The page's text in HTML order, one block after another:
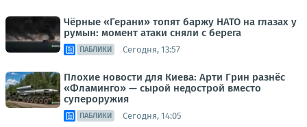
Чёрные «Герани» топят баржу НАТО на глазах у
румын: момент атаки сняли с берега
ПАБЛИКИ Сегодня, 13:57
Плохие новости для Киева: Арти Грин разнёс
«Фламинго» — сырой недострой вместо
супероружия
ПАБЛИКИ Сегодня, 14:05